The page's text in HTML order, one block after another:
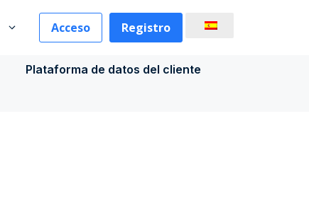
Acceso Registro
Plataforma de datos del cliente